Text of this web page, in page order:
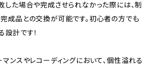
した場合や完成させられなかった際には、制
成品との交換が可能です。初心者の方でも
設計です！
マンスやレコーディングにおいて、個性溢れる